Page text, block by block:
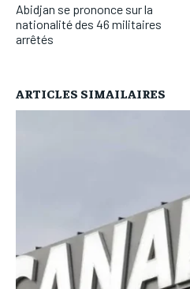
Abidjan se prononce sur la
nationalité des 46 militaires
arrêtés
ARTICLES SIMAILAIRES